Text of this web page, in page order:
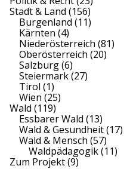
Stadt & Land (156)
Burgenland (11)
Kärnten (4)
Niederösterreich (81)
Oberösterreich (20)
Salzburg(6)
Steiermark(27)
Tirol (1)
Wien (25)
Wald (119)
Essbarer Wald (13)
Wald & Gesundheit(17)
Wald & Mensch (57)
Waldpädagogik(11)
Zum Projekt(9)